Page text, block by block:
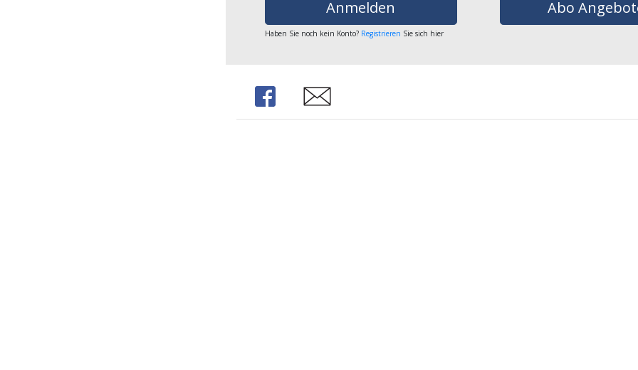
Anmelden
Haben Sie noch kein Konto?Registrieren Sie sich hier
Abo
Share Share